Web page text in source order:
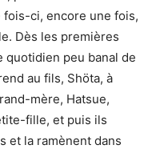
fois-ci, encore une fois,
Dès les premières
quotidien peu banal de
au fils, Shöta, à
mère, Hatsue,
fille, et puis ils
et la ramènent dans